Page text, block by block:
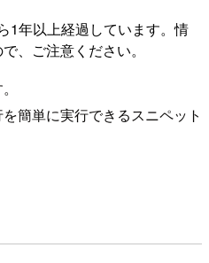
1年以上経過しています。情
、ご注意ください。
簡単に実行できるスニペット